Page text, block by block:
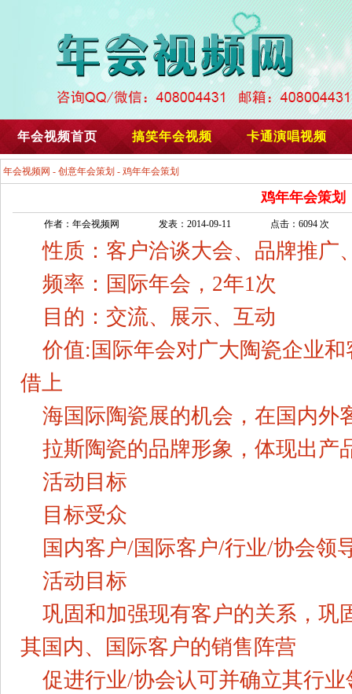
年会视频首页 搞笑年会视频 卡通演唱视频
年会视频网 - 创意年会策划 - 鸡年年会策划
鸡年年会策划
作者：年会视频网 发表：2014-09-11 点击：6094 次
性质：客户洽谈大会、品牌推广
频率：国际年会，2年1次
目的：交流、展示、互动
价值:国际年会对广大陶瓷企业
借上
海国际陶瓷展的机会，在国内外
拉斯陶瓷的品牌形象，体现出产
活动目标
目标受众
国内客户/国际客户/行业/协会领
活动目标
巩固和加强现有客户的关系，巩
其国内、国际客户的销售阵营
促进行业/协会认可并确立其行业